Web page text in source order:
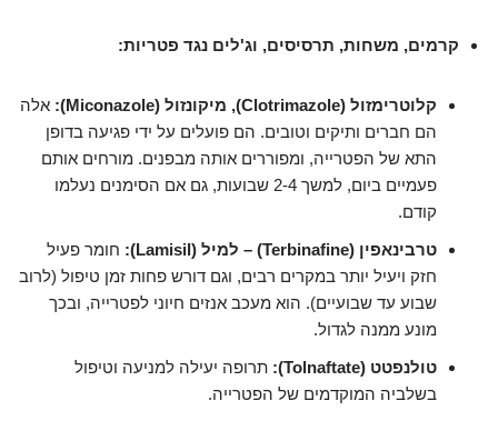
קרמים, משחות, תרסיסים, וג'לים נגד פטריות:
קלוטרימזול (Clotrimazole), מיקונזול (Miconazole):
אלה
הם חברים ותיקים וטובים. הם פועלים על ידי פגיעה בדופן
התא של הפטרייה, ומפוררים אותה מבפנים. מורחים אותם
פעמיים ביום, למשך 2-4 שבועות, גם אם הסימנים נעלמו
קודם.
טרבינאפין (Terbinafine) – למיל (Lamisil):
חומר פעיל
חזק ויעיל יותר במקרים רבים, וגם דורש פחות זמן טיפול (לרוב
שבוע עד שבועיים). הוא מעכב אנזים חיוני לפטרייה, ובכך
מונע ממנה לגדול.
טולנפטט (Tolnaftate):
תרופה יעילה למניעה וטיפול
בשלביה המוקדמים של הפטרייה.